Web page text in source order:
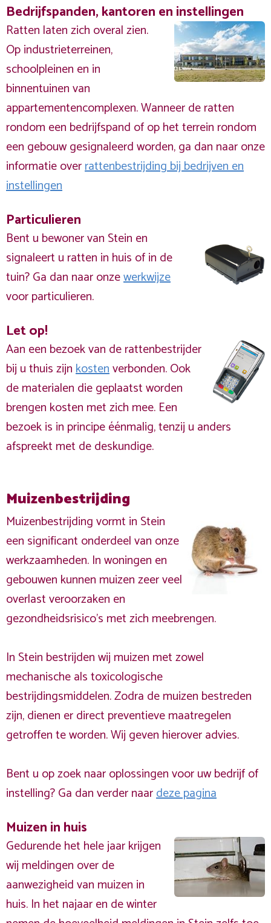
Bedrijfspanden, kantoren en instellingen
Ratten laten zich overal zien.
Op industrieterreinen,
schoolpleinen en in
binnentuinen van
appartementencomplexen. Wanneer de ratten
rondom een bedrijfspand of op het terrein rondom
een gebouw gesignaleerd worden, ga dan naar onze
informatie overrattenbestrijding bij bedrijven en
instellingen
Particulieren
Bent u bewoner van Stein en
signaleert u ratten in huis of in de
tuin? Ga dan naar onzewerkwijze
voor particulieren.
Let op!
Aan een bezoek van de rattenbestrijder
bij u thuis zijnkostenverbonden. Ook
de materialen die geplaatst worden
brengen kosten met zich mee. Een
bezoek is in principe éénmalig, tenzij u anders
afspreekt met de deskundige.
Muizenbestrijding
Muizenbestrijding vormt in Stein
een significant onderdeel van onze
werkzaamheden. In woningen en
gebouwen kunnen muizen zeer veel
overlast veroorzaken en
gezondheidsrisico's met zich meebrengen.
In Stein bestrijden wij muizen met zowel
mechanische als toxicologische
bestrijdingsmiddelen. Zodra de muizen bestreden
zijn, dienen er direct preventieve maatregelen
getroffen te worden. Wij geven hierover advies.
Bent u op zoek naar oplossingen voor uw bedrijf of
instelling? Ga dan verder naardeze pagina
Muizen in huis
Gedurende het hele jaar krijgen
wij meldingen over de
aanwezigheid van muizen in
huis. In het najaar en de winter